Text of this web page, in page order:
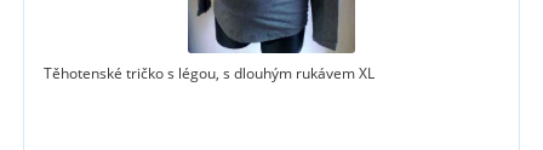
Těhotenské tričko s légou, s dlouhým rukávem XL